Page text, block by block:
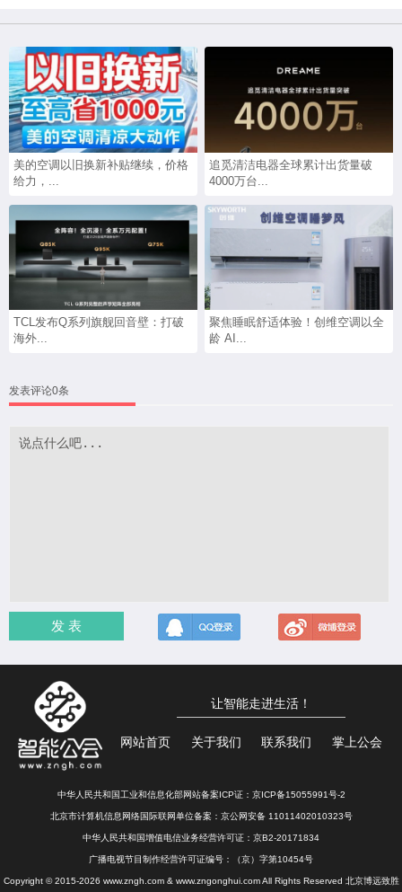
美的空调以旧换新补贴继续，价格
给力，...
追觅清洁电器全球累计出货量破
4000万台...
TCL发布Q系列旗舰回音壁：打破
海外...
聚焦睡眠舒适体验！创维空调以全
龄 AI...
发表评论0条
发 表
让智能走进生活！
网站首页 关于我们 联系我们 掌上公会
中华人民共和国工业和信息化部网站备案ICP证： 京ICP备15055991号-2
北京市计算机信息网络国际联网单位备案： 京公网安备 11011402010323号
中华人民共和国增值电信业务经营许可证：京B2-20171834
广播电视节目制作经营许可证编号：（京）字第10454号
Copyright © 2015-2026 www.zngh.com & www.zngonghui.com All Rights Reserved 北京博远致胜